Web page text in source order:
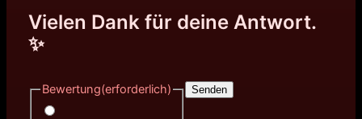
Vielen Dank für deine Antwort.
✨
Bewertung(erforderlich) Senden